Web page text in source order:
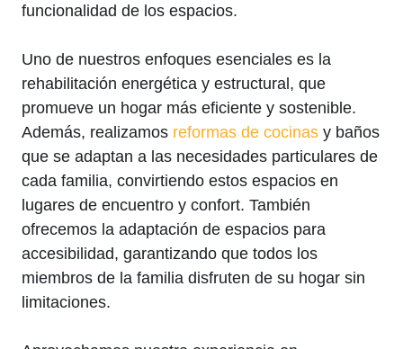
funcionalidad de los espacios.
Uno de nuestros enfoques esenciales es la
rehabilitación energética y estructural, que
promueve un hogar más eficiente y sostenible.
Además, realizamos reformas de cocinas y baños
que se adaptan a las necesidades particulares de
cada familia, convirtiendo estos espacios en
lugares de encuentro y confort. También
ofrecemos la adaptación de espacios para
accesibilidad, garantizando que todos los
miembros de la familia disfruten de su hogar sin
limitaciones.